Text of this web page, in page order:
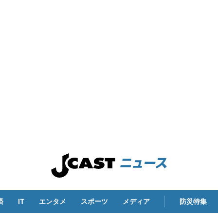
IT エンタメ スポーツ メディア 防災特集